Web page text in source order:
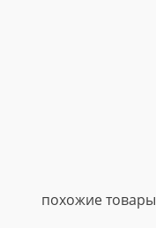
похожие товары